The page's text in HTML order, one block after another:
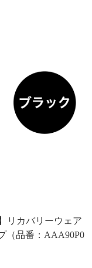
リカバリーウェア
（品番：AAA90P0